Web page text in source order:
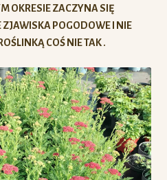
OKRESIE ZACZYNA SIĘ
POGODOWE I NIE
COŚ NIE TAK .